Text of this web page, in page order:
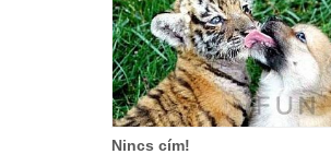
Nincs cím!